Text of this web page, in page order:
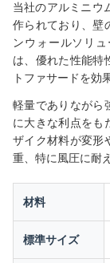
当社のアルミニウ
作られており、壁
ンウォールソリ
は、優れた性能特
トファサードを効
軽量でありながら
に大きな利点をも
ザイク材料が変形
重、特に風圧に耐
材料
標準サイズ